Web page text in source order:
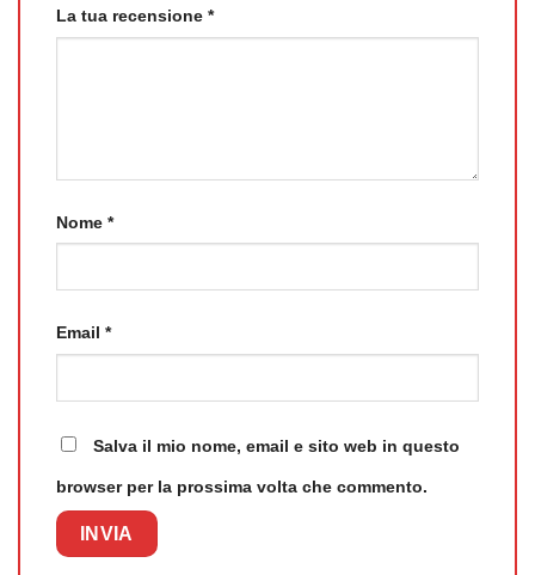
La tua recensione *
Nome *
Email *
Salva il mio nome, email e sito web in questo
browser per la prossima volta che commento.